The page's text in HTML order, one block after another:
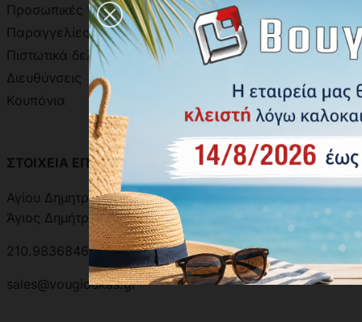
Προσωπικές πληροφορίες
Παραγγελίες
Πιστωτικά δελτία
Διευθύνσεις
Κουπόνια
Χρωματολόγιο Ακρίτας
Χρωματολόγιο Aline
Δειγματολόγιο Πόμολων
ΣΤΟΙΧΕΙΑ ΕΠΙΚΟΙΝΩΝΙΑΣ
Αγίου Δημητρίου 301, 17342
Άγιος Δημήτριος, Ελλάδα
210.9836846 | 210.9881501
sales@vougioukas.gr
ΑΝΑΖΗΤΗΣΗ ΑΠΟΣΤΟΛΗΣ